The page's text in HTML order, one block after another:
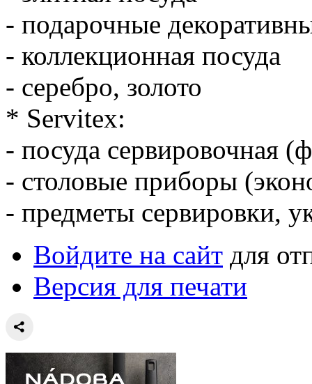
- подарочные
- коллекционная посуда
- серебро, золото
* Servitex:
- посуда сервировочная
- столовые приборы
- предметы сервировки,
Войдите на сайт для
Версия для печати